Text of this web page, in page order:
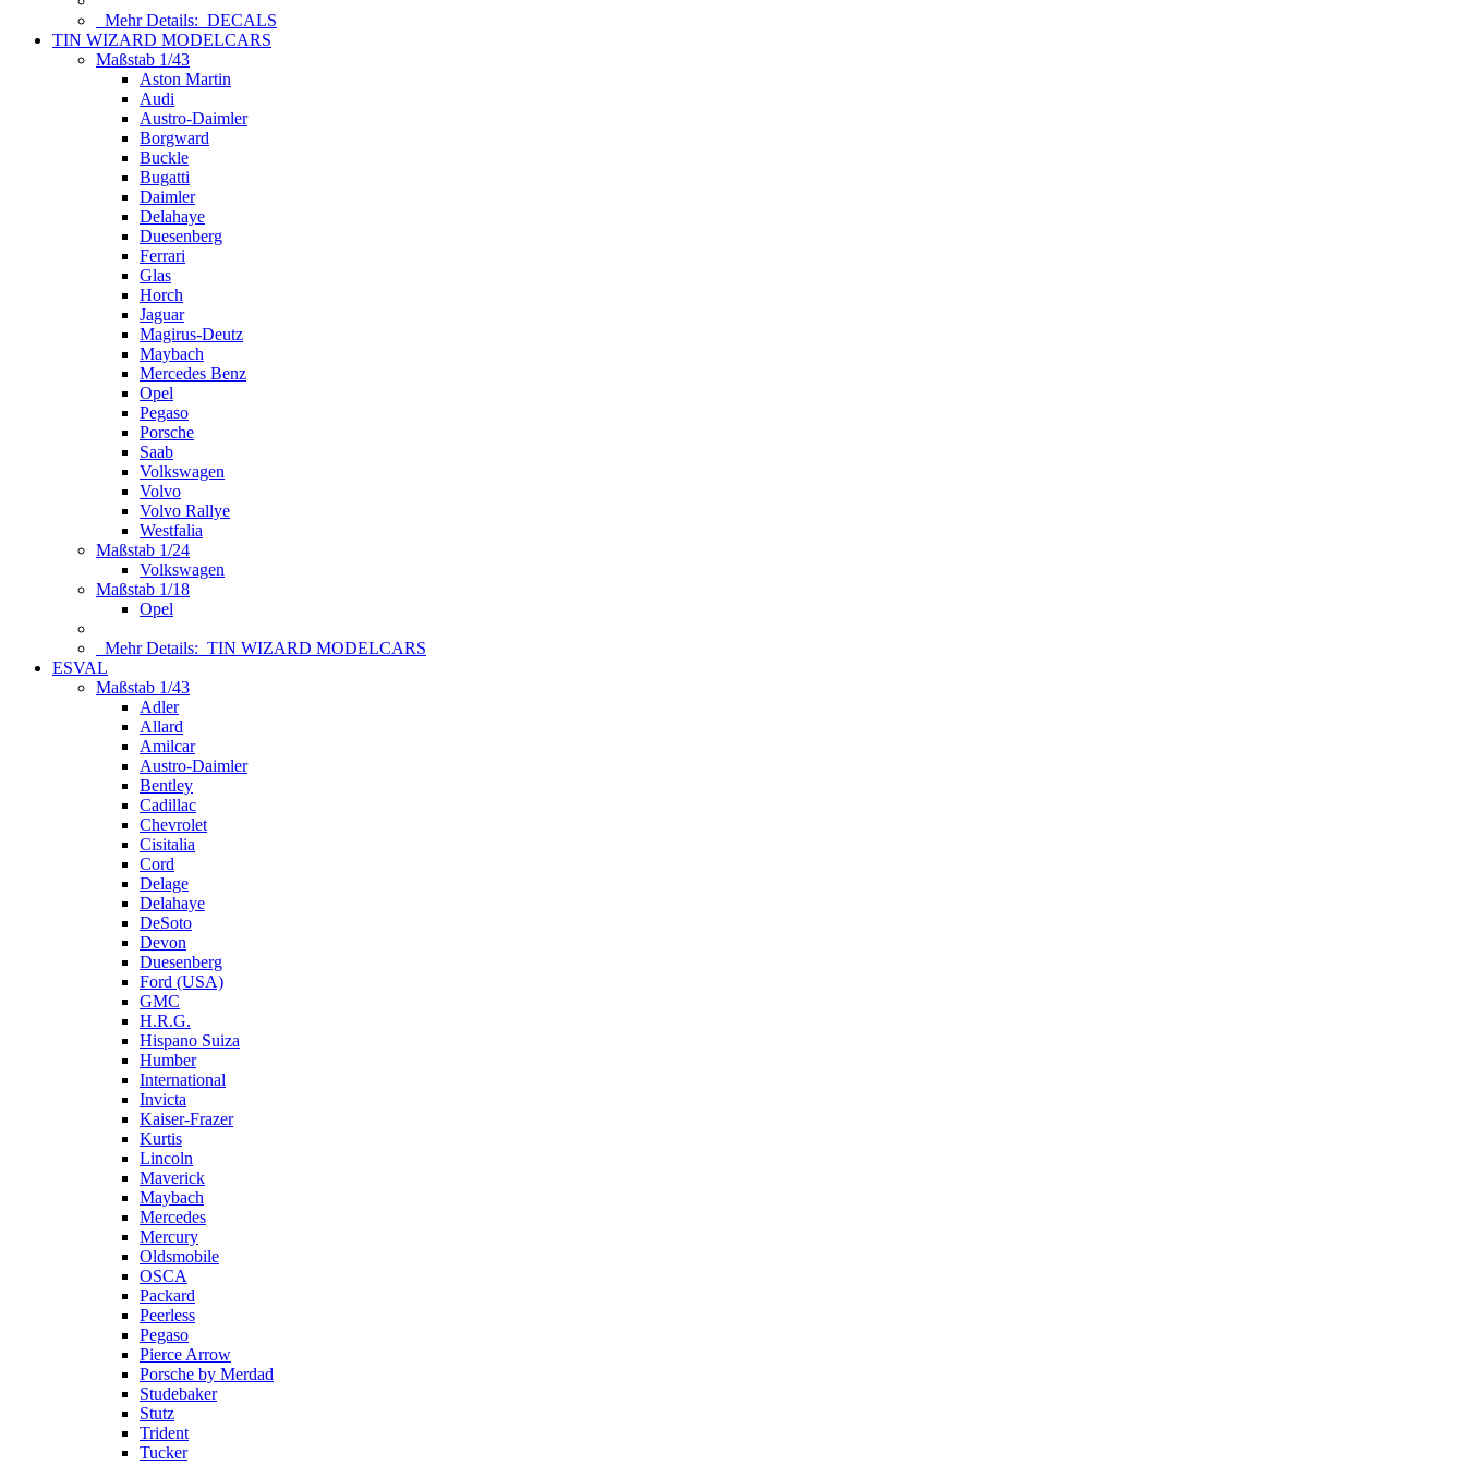
Mehr Details: DECALS
TIN WIZARD MODELCARS
Maßstab 1/43
Aston Martin
Audi
Austro-Daimler
Borgward
Buckle
Bugatti
Daimler
Delahaye
Duesenberg
Ferrari
Glas
Horch
Jaguar
Magirus-Deutz
Maybach
Mercedes Benz
Opel
Pegaso
Porsche
Saab
Volkswagen
Volvo
Volvo Rallye
Westfalia
Maßstab 1/24
Volkswagen
Maßstab 1/18
Opel
Mehr Details: TIN WIZARD MODELCARS
ESVAL
Maßstab 1/43
Adler
Allard
Amilcar
Austro-Daimler
Bentley
Cadillac
Chevrolet
Cisitalia
Cord
Delage
Delahaye
DeSoto
Devon
Duesenberg
Ford (USA)
GMC
H.R.G.
Hispano Suiza
Humber
International
Invicta
Kaiser-Frazer
Kurtis
Lincoln
Maverick
Maybach
Mercedes
Mercury
Oldsmobile
OSCA
Packard
Peerless
Pegaso
Pierce Arrow
Porsche by Merdad
Studebaker
Stutz
Trident
Tucker